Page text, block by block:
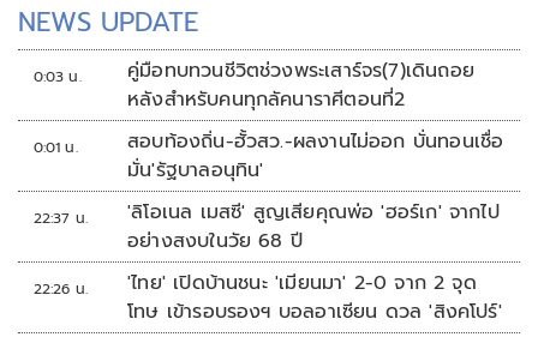
NEWS UPDATE
0:03 น.
คู่มือทบทวนชีวิตช่วงพระเสาร์จร(7)เดินถอย
หลังสำหรับคนทุกลัคนาราศีตอนที่2
0:01 น.
สอบท้องถิ่น-ฮั้วสว.-ผลงานไม่ออก บั่นทอนเชื่อ
มั่น'รัฐบาลอนุทิน'
22:37 น.
'ลิโอเนล เมสซี' สูญเสียคุณพ่อ 'ฮอร์เก' จากไป
อย่างสงบในวัย 68 ปี
22:26 น.
'ไทย' เปิดบ้านชนะ 'เมียนมา' 2-0 จาก 2 จุด
โทษ เข้ารอบรองฯ บอลอาเซียน ดวล 'สิงคโปร์'